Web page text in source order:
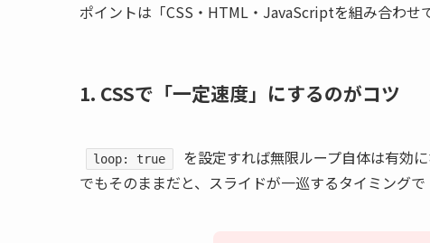
ポイントは「CSS・HTML・JavaScriptを組み合わせ
1. CSSで「一定速度」にするのがコツ
loop: true
を設定すれば無限ループ自体は有効に
でもそのままだと、スライドが一巡するタイミング